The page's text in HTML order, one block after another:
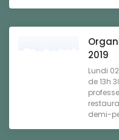
2019
Lundi
de 13h
demi-